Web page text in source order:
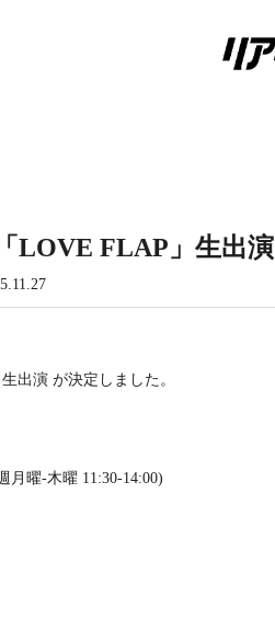
LOVE FLAP」生出演
出演 が決定しました。
月曜-木曜 11:30-14:00)